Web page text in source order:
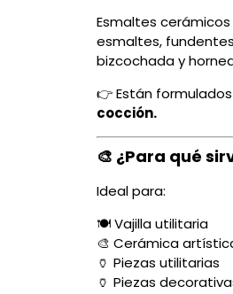
Esmaltes
esmaltes,
bizcochada y
👉 Están
cocción.
🎨 ¿Para qué
Ideal para:
🍽️ Vajilla utilitaria
🎨 Cerámica
🏺 Piezas utilitarias
🏺 Piezas